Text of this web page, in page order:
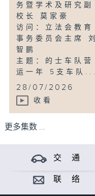
务暨学术及研究副
校长 莫家豪
访问：立法会教育
事务委员会主席 刘
智鹏
主题：的士车队营
运一年 5支车队...
28/07/2026
收看
更多集数 ...
交 通
联 络